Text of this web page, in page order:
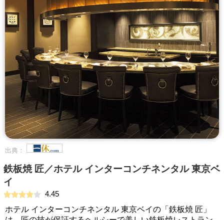
出典：
鉄板焼 匠／ホテル インターコンチネンタル 東京ベ
イ
4.45
ホテル インターコンチネンタル 東京ベイの「鉄板焼 匠」